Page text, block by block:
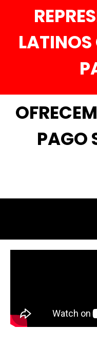
LATINOS
PAGO